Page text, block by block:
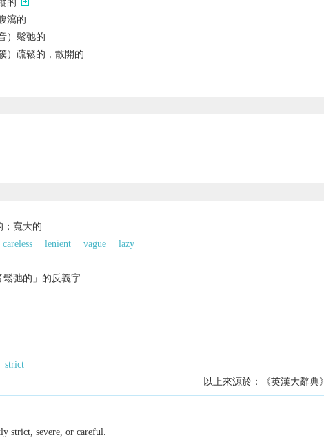
的
瀉的
）鬆弛的
）疏鬆的，散開的
；寬大的
careless lenient vague
lazy
鬆弛的」的反義字
strict
以上來源於：《英漢大辭典》
strict, severe, or careful.